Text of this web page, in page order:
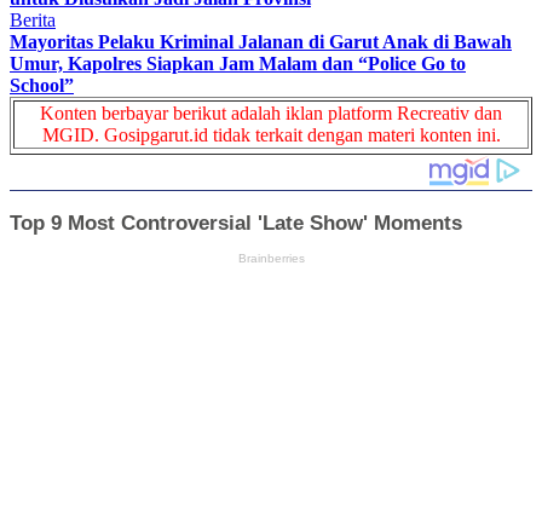
Berita
Mayoritas Pelaku Kriminal Jalanan di Garut Anak di Bawah
Umur, Kapolres Siapkan Jam Malam dan “Police Go to
School”
Konten berbayar berikut adalah iklan platform Recreativ dan
MGID. Gosipgarut.id tidak terkait dengan materi konten ini.